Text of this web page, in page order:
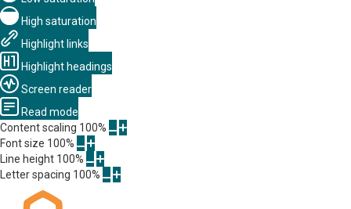
High saturation
Highlight links
Highlight headings
Screen reader
Read mode
Content scaling 100%
Font size 100%
Line height 100%
Letter spacing 100%